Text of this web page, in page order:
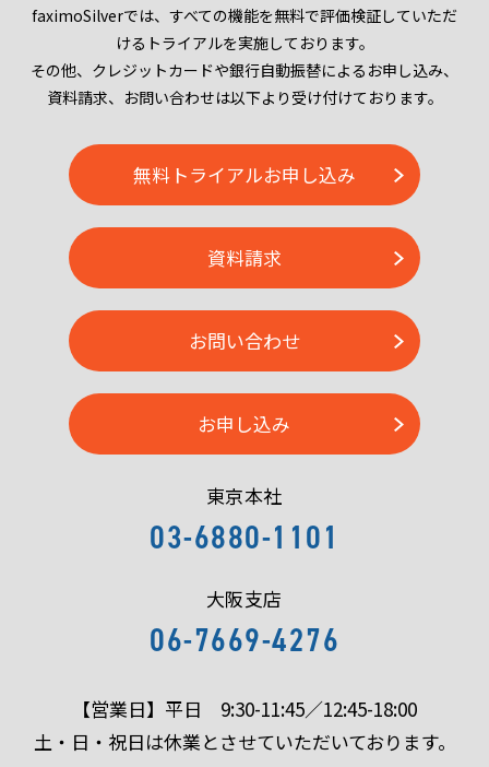
faximoSilverでは、すべての機能を無料で評価検証していただ
けるトライアルを実施しております。
その他、クレジットカードや銀行自動振替によるお申し込み、
資料請求、お問い合わせは以下より受け付けております。
無料トライアルお申し込み
資料請求
お問い合わせ
お申し込み
東京本社
03-6880-1101
大阪支店
06-7669-4276
【営業日】平日 9:30-11:45／12:45-18:00
土・日・祝日は休業とさせていただいております。